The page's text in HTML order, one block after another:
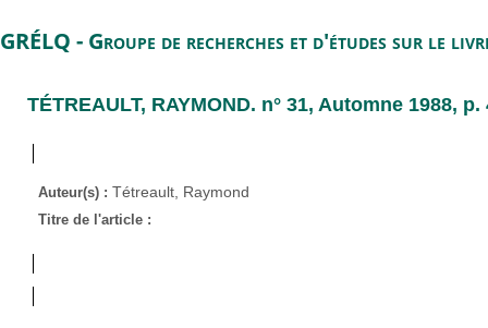
GRÉLQ - Groupe de recherches et d'études sur le
TÉTREAULT, RAYMOND. n° 31, Automne 1988, p.
Auteur(s) : Tétreault, Raymond
Titre de l'article :